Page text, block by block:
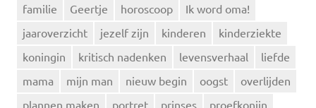
familie
Geertje horoscoop
Ik word oma!
jaaroverzicht
jezelf zijn kinderen
kinderziekte
koningin
kritisch nadenken levensverhaal
liefde
mama
mijn man nieuw begin oogst
overlijden
plannen maken
portret prinses proefkonijn